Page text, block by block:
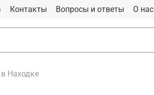
Контакты Вопросы и ответы О нас
Находке